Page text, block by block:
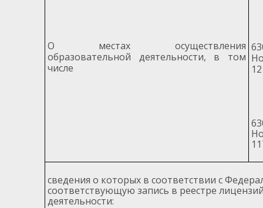
О местах осуществления
образовательной деятельности, в том
числе
сведения о которых в соответствии с
соответствующую запись в реестре
деятельности: